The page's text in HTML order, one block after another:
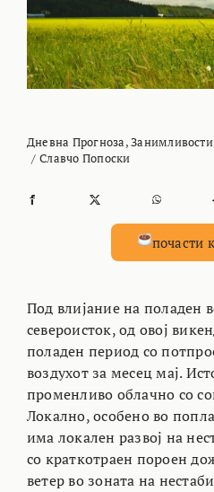
Дневна Прогноза,Занимливости
/ Славчо Попоски
почасти
Под влијание на поладен
североисток, од овој
поладен период со
воздухот за месец мај.
променливо облачно со
Локално, особено во
има локален развој на
со краткотраен пороен
ветер во зоната на